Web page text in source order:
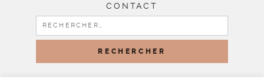
CONTACT
RECHERCHER :